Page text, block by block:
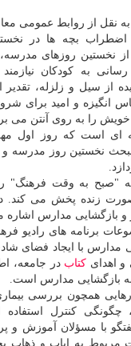
نقل از روابط عمومی
بچه ها در
نخستین روزهای
به كودكان
از سیل و زلزله، تقدیر
انگیزه و امید برای
را به روی آنتن می
ای است كه روز اول
۱۹: ۰۵ با مبحث نخستین روز
"صبح به وقت فرهنگ"
۳۰ به صورت زنده پخش می
و بازگشایی مدارس اشاره
برنامه های رادیو
مدارس با ایجاد فضای
و اهدای كتاب در جامعه،
بازگشایی مدارس است.
همچون بررسی
چگونگی كنترل
با مسؤلان آموزش
مربوط به ایاب و ذهاب